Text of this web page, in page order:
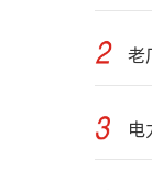
老
电